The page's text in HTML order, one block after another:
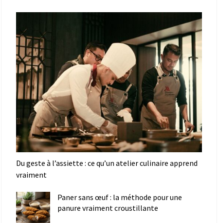
Du geste à l’assiette : ce qu’un atelier culinaire apprend
vraiment
Paner sans œuf : la méthode pour une
panure vraiment croustillante